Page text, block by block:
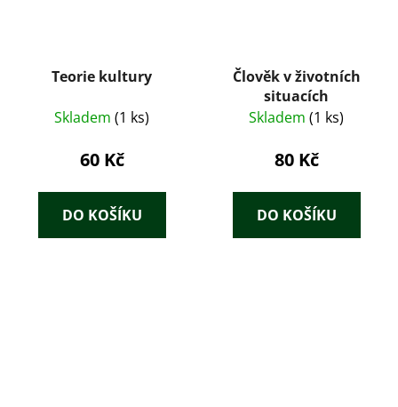
Teorie kultury
Skladem (1 ks)
60 Kč
DO KOŠÍKU
Člověk v životních
situacích
Skladem (1 ks)
80 Kč
DO KOŠÍKU